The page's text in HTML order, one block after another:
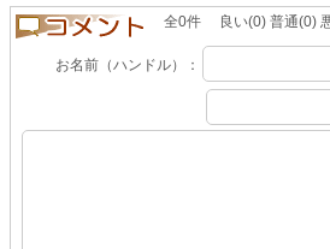
全0件 良い(0) 普通(0)
お名前（ハンドル）：